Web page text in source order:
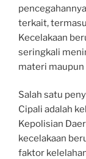
terkait,
Kecelakaan
seringkali
materi maupun
Salah satu
Cipali adalah
Kepolisian
kecelakaan
faktor